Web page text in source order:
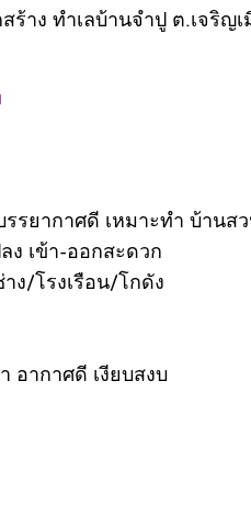
าง ทำเลบ้านจำปู ต.เจริญ
รรยากาศดี เหมาะทำ บ้าน
ง เข้า-ออกสะดวก
ง/โรงเรือน/โกดัง
อากาศดี เงียบสงบ